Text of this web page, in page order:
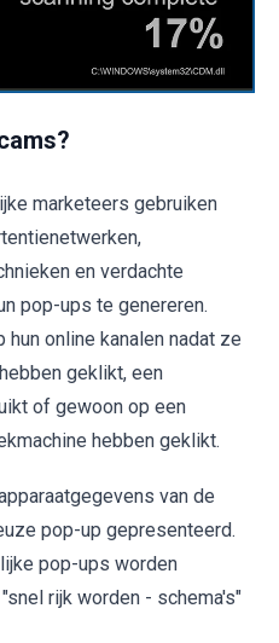
marketeers gebruiken
en verdachte
pop-ups te genereren.
online kanalen nadat ze
geklikt, een
of gewoon op een
hebben geklikt.
van de
pop-up gepresenteerd.
pop-ups worden
rijk worden - schema's"